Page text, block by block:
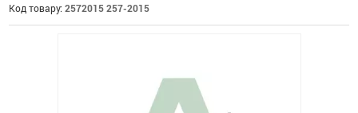
Код товару: 2572015 257-2015